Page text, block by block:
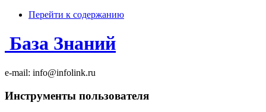
Перейти к содержанию
База Знаний
e-mail: info@infolink.ru
Инструменты пользователя